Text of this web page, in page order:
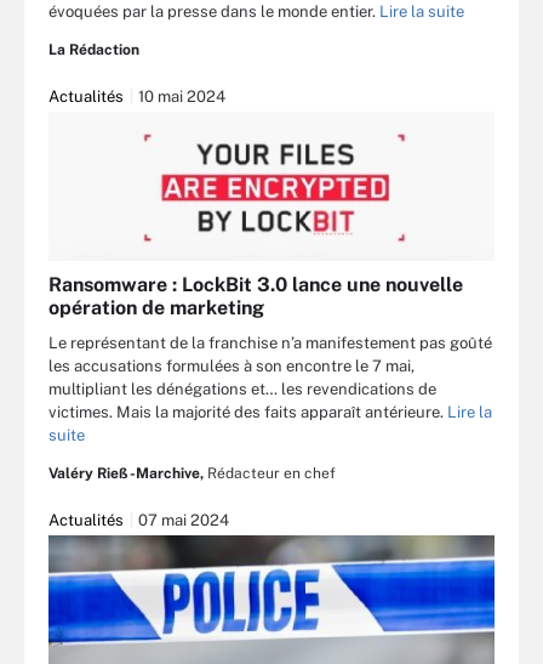
évoquées par la presse dans le monde entier. Lire la suite
La Rédaction
Actualités 10 mai 2024
Ransomware : LockBit 3.0 lance une nouvelle
opération de marketing
Le représentant de la franchise n’a manifestement pas goûté
les accusations formulées à son encontre le 7 mai,
multipliant les dénégations et… les revendications de
victimes. Mais la majorité des faits apparaît antérieure. Lire la
suite
Valéry Rieß-Marchive, Rédacteur en chef
Actualités 07 mai 2024